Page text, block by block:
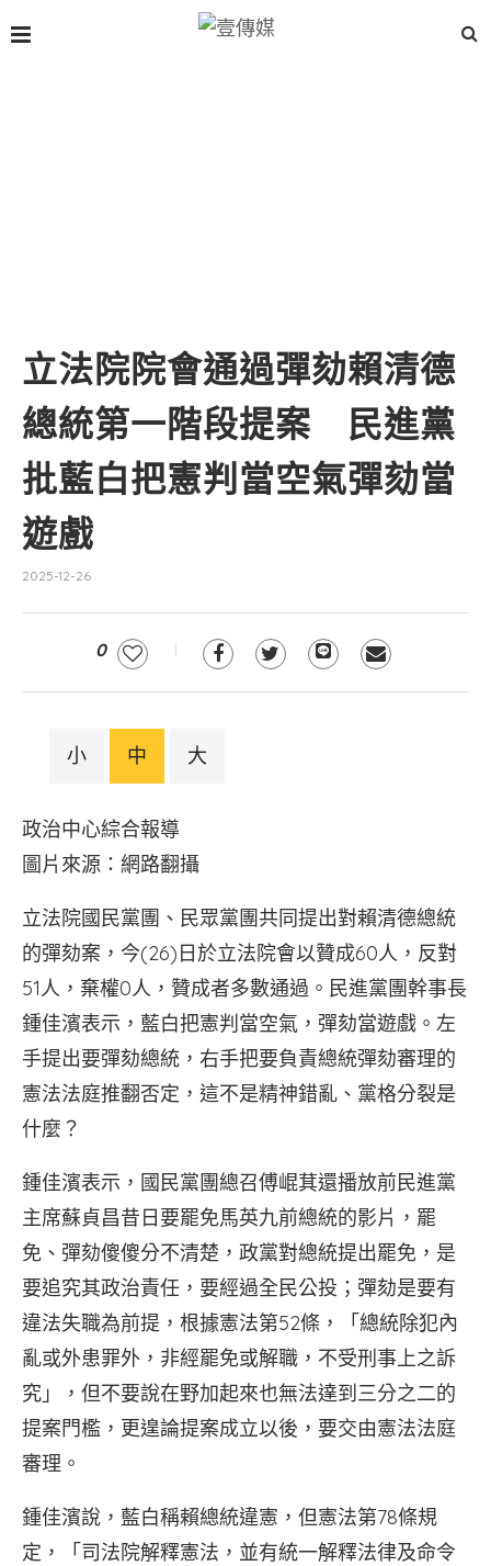
立法院院會通過彈劾賴清德
總統第一階段提案 民進黨
批藍白把憲判當空氣彈劾當
遊戲
2025-12-26
0
小 中 大
政治中心綜合報導
圖片來源：網路翻攝
立法院國民黨團、民眾黨團共同提出對賴清德總統
的彈劾案，今(26)日於立法院會以贊成60人，反對
51人，棄權0人，贊成者多數通過。民進黨團幹事長
鍾佳濱表示，藍白把憲判當空氣，彈劾當遊戲。左
手提出要彈劾總統，右手把要負責總統彈劾審理的
憲法法庭推翻否定，這不是精神錯亂、黨格分裂是
什麼？
鍾佳濱表示，國民黨團總召傅崐萁還播放前民進黨
主席蘇貞昌昔日要罷免馬英九前總統的影片，罷
免、彈劾傻傻分不清楚，政黨對總統提出罷免，是
要追究其政治責任，要經過全民公投；彈劾是要有
違法失職為前提，根據憲法第52條，「總統除犯內
亂或外患罪外，非經罷免或解職，不受刑事上之訴
究」，但不要說在野加起來也無法達到三分之二的
提案門檻，更遑論提案成立以後，要交由憲法法庭
審理。
鍾佳濱說，藍白稱賴總統違憲，但憲法第78條規
定，「司法院解釋憲法，並有統一解釋法律及命令